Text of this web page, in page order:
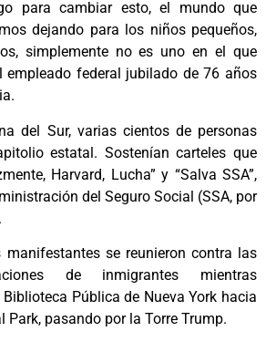
para cambiar esto, el mundo que
dejando para los niños pequeños,
simplemente no es uno en el que
empleado federal jubilado de 76 años
del Sur, varias cientos de personas
estatal. Sostenían carteles que
Harvard, Lucha” y “Salva SSA”,
del Seguro Social (SSA, por
se reunieron contra las
de inmigrantes mientras
Pública de Nueva York hacia
Park, pasando por la Torre Trump.